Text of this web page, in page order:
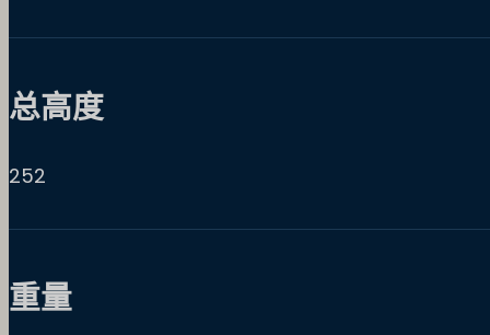
总高度
252
重量